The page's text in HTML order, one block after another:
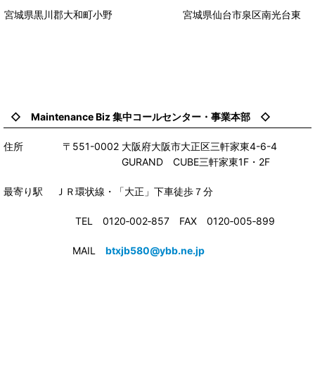
宮城県黒川郡大和町小野 宮城県仙台市泉区南光台東
◇ Maintenance Biz 集中コールセンター・事業本部 ◇
住所 〒551-0002 大阪府大阪市大正区三軒家東4-6-4
GURAND CUBE三軒家東1F・2F
最寄り駅 ＪＲ環状線・「大正」下車徒歩７分
TEL 0120‐002‐857 FAX 0120‐005‐899
MAIL btxjb580@ybb.ne.jp